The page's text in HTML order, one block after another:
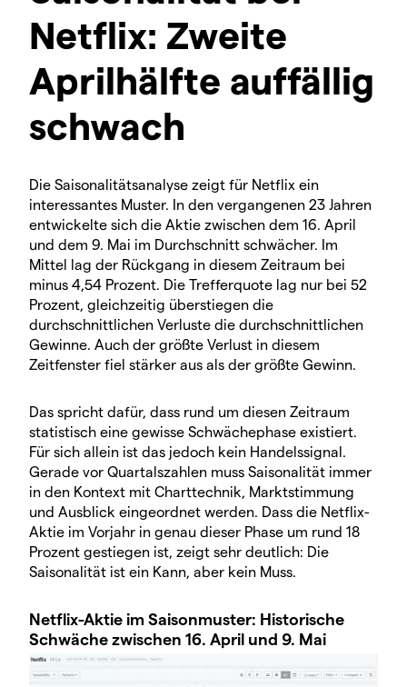
Netflix: Zweite
Aprilhälfte auffällig
schwach
Die Saisonalitätsanalyse zeigt für Netflix ein
interessantes Muster. In den vergangenen 23 Jahren
entwickelte sich die Aktie zwischen dem 16. April
und dem 9. Mai im Durchschnitt schwächer. Im
Mittel lag der Rückgang in diesem Zeitraum bei
minus 4,54 Prozent. Die Trefferquote lag nur bei 52
Prozent, gleichzeitig überstiegen die
durchschnittlichen Verluste die durchschnittlichen
Gewinne. Auch der größte Verlust in diesem
Zeitfenster fiel stärker aus als der größte Gewinn.
Das spricht dafür, dass rund um diesen Zeitraum
statistisch eine gewisse Schwächephase existiert.
Für sich allein ist das jedoch kein Handelssignal.
Gerade vor Quartalszahlen muss Saisonalität immer
in den Kontext mit Charttechnik, Marktstimmung
und Ausblick eingeordnet werden. Dass die Netflix-
Aktie im Vorjahr in genau dieser Phase um rund 18
Prozent gestiegen ist, zeigt sehr deutlich: Die
Saisonalität ist ein Kann, aber kein Muss.
Netflix-Aktie im Saisonmuster: Historische
Schwäche zwischen 16. April und 9. Mai